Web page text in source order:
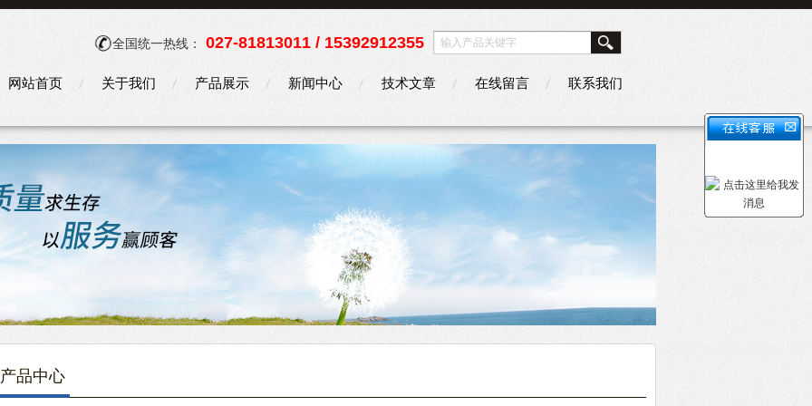
全国统一热线： 027-81813011 / 15392912355
网站首页 关于我们 产品展示 新闻中心 技术文章 在线留言 联系我们
产品中心